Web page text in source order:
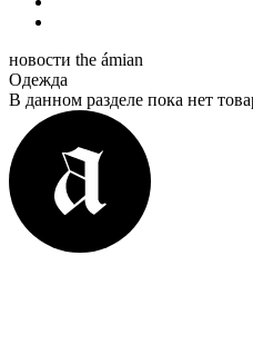
новости the ámian
Одежда
В данном разделе пока нет